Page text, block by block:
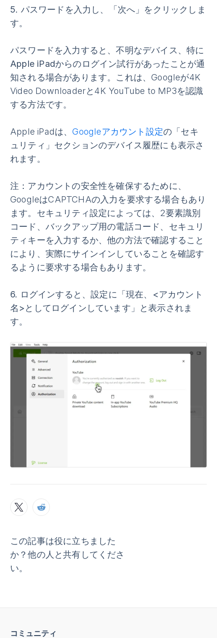
5. パスワードを入力し、 「次へ」 をクリックしま
す。
パスワードを入力すると、不明なデバイス、特に
Apple iPadからのログイン試行があったことが通
知される場合があります。これは、Googleが4K
Video Downloaderと4K YouTube to MP3を認識
する方法です。
Apple iPadは、Googleアカウント設定の 「セキ
ュリティ」 セクションのデバイス履歴にも表示さ
れます。
注 ：アカウントの安全性を確保するために、
GoogleはCAPTCHAの入力を要求する場合もあり
ます。セキュリティ設定によっては、2要素識別
コード、バックアップ用の電話コード、セキュリ
ティキーを入力するか、他の方法で確認すること
により、実際にサインインしていることを確認す
るように要求する場合もあります。
6. ログインすると、設定に 「現在、<アカウント
名>としてログインしています」
と表示されま
す。
この記事は役に立ちました
か？他の人と共有してくださ
い。
コミュニティ